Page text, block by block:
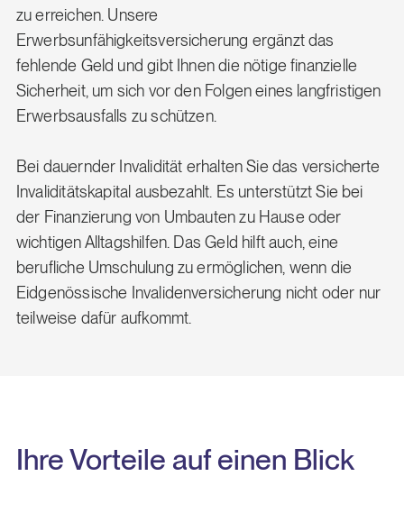
zu erreichen. Unsere
Erwerbsunfähigkeitsversicherung ergänzt das
fehlende Geld und gibt Ihnen die nötige finanzielle
Sicherheit, um sich vor den Folgen eines langfristigen
Erwerbsausfalls zu schützen.
Bei dauernder Invalidität erhalten Sie das versicherte
Invaliditätskapital ausbezahlt. Es unterstützt Sie bei
der Finanzierung von Umbauten zu Hause oder
wichtigen Alltagshilfen. Das Geld hilft auch, eine
berufliche Umschulung zu ermöglichen, wenn die
Eidgenössische Invalidenversicherung nicht oder nur
teilweise dafür aufkommt.
Ihre Vorteile auf einen Blick